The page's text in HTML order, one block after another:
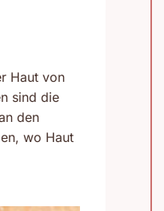
Haut von
sind die
den
wo Haut